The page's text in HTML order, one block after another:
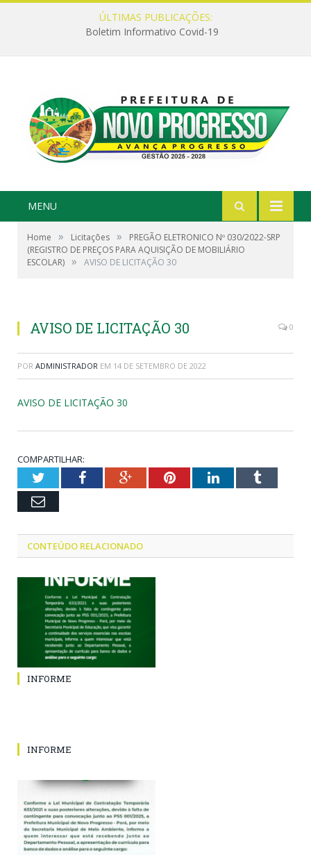
ÚLTIMAS PUBLICAÇÕES:
Boletim Informativo Covid-19
MENU
Home » Licitações »
PREGÃO ELETRONICO Nº 030/2022-SRP
(REGISTRO DE PREÇOS PARA AQUISIÇÃO DE MOBILIÁRIO
ESCOLAR) » AVISO DE LICITAÇÃO 30
AVISO DE LICITAÇÃO 30 0
POR ADMINISTRADOR EM 14 DE SETEMBRO DE 2022
AVISO DE LICITAÇÃO 30
COMPARTILHAR:
TwitterFacebookGoogle+PinterestLinkedInTumblr
Email
CONTEÚDO RELACIONADO
INFORME
INFORME